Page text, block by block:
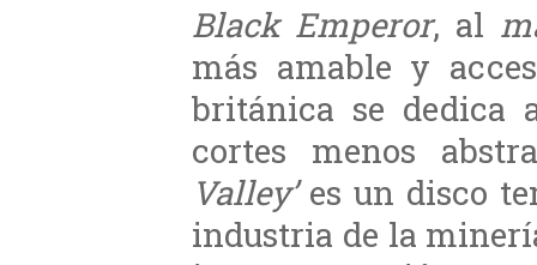
Black Emperor, al
más amable y
británica se dedica
cortes menos
Valley’es un disco
industria de la